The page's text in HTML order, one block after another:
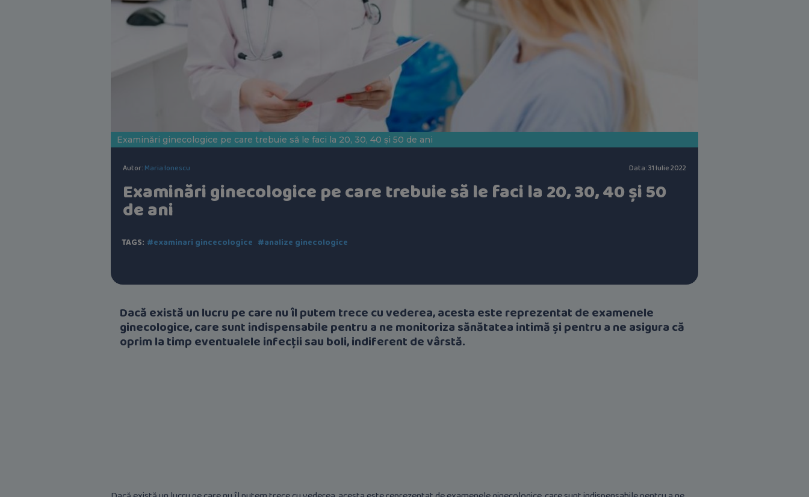
Examinări ginecologice pe care trebuie să le faci la 20, 30, 40 și 50 de ani
Autor: Maria Ionescu Data: 31 Iulie 2022
Examinări ginecologice pe care trebuie să le faci la 20, 30, 40 și 50
de ani
TAGS: #examinari gincecologice #analize ginecologice
Dacă există un lucru pe care nu îl putem trece cu vederea, acesta este reprezentat de examenele
ginecologice, care sunt indispensabile pentru a ne monitoriza sănătatea intimă și pentru a ne asigura că
oprim la timp eventualele infecții sau boli, indiferent de vârstă.